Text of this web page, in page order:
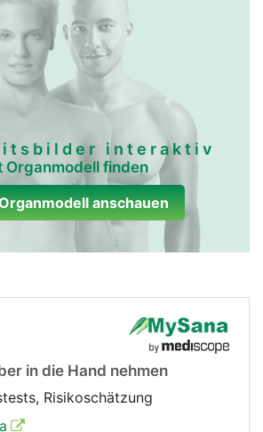
interaktiv
Organmodell finden
anschauen
in die Hand nehmen
Risikoschätzung